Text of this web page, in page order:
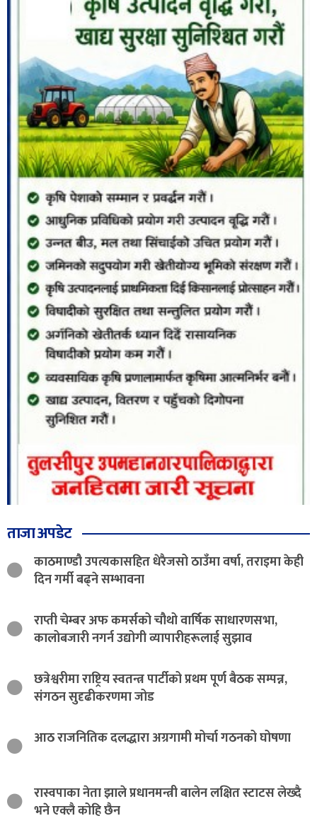
ताजा अपडेट
काठमाण्डौ उपत्यकासहित धेरैजसो ठाउँमा वर्षा, तराइमा केही
दिन गर्मी बढ्ने सम्भावना
राप्ती चेम्बर अफ कमर्सको चौथो वार्षिक साधारणसभा,
कालोबजारी नगर्न उद्योगी व्यापारीहरूलाई सुझाव
छत्रेश्वरीमा राष्ट्रिय स्वतन्त्र पार्टीको प्रथम पूर्ण बैठक सम्पन्न,
संगठन सुदृढीकरणमा जोड
आठ राजनितिक दलद्धारा अग्रगामी मोर्चा गठनको घोषणा
रास्वपाका नेता झाले प्रधानमन्त्री बालेन लक्षित स्टाटस लेख्दै
भने एक्लै कोहि छैन